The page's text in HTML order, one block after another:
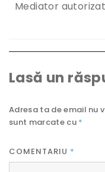
Mediator autorizat
Lasă un
Adresa ta de email nu
sunt marcate cu *
COMENTARIU *